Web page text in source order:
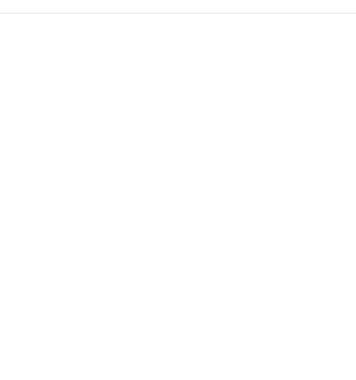
Dubina
20mm